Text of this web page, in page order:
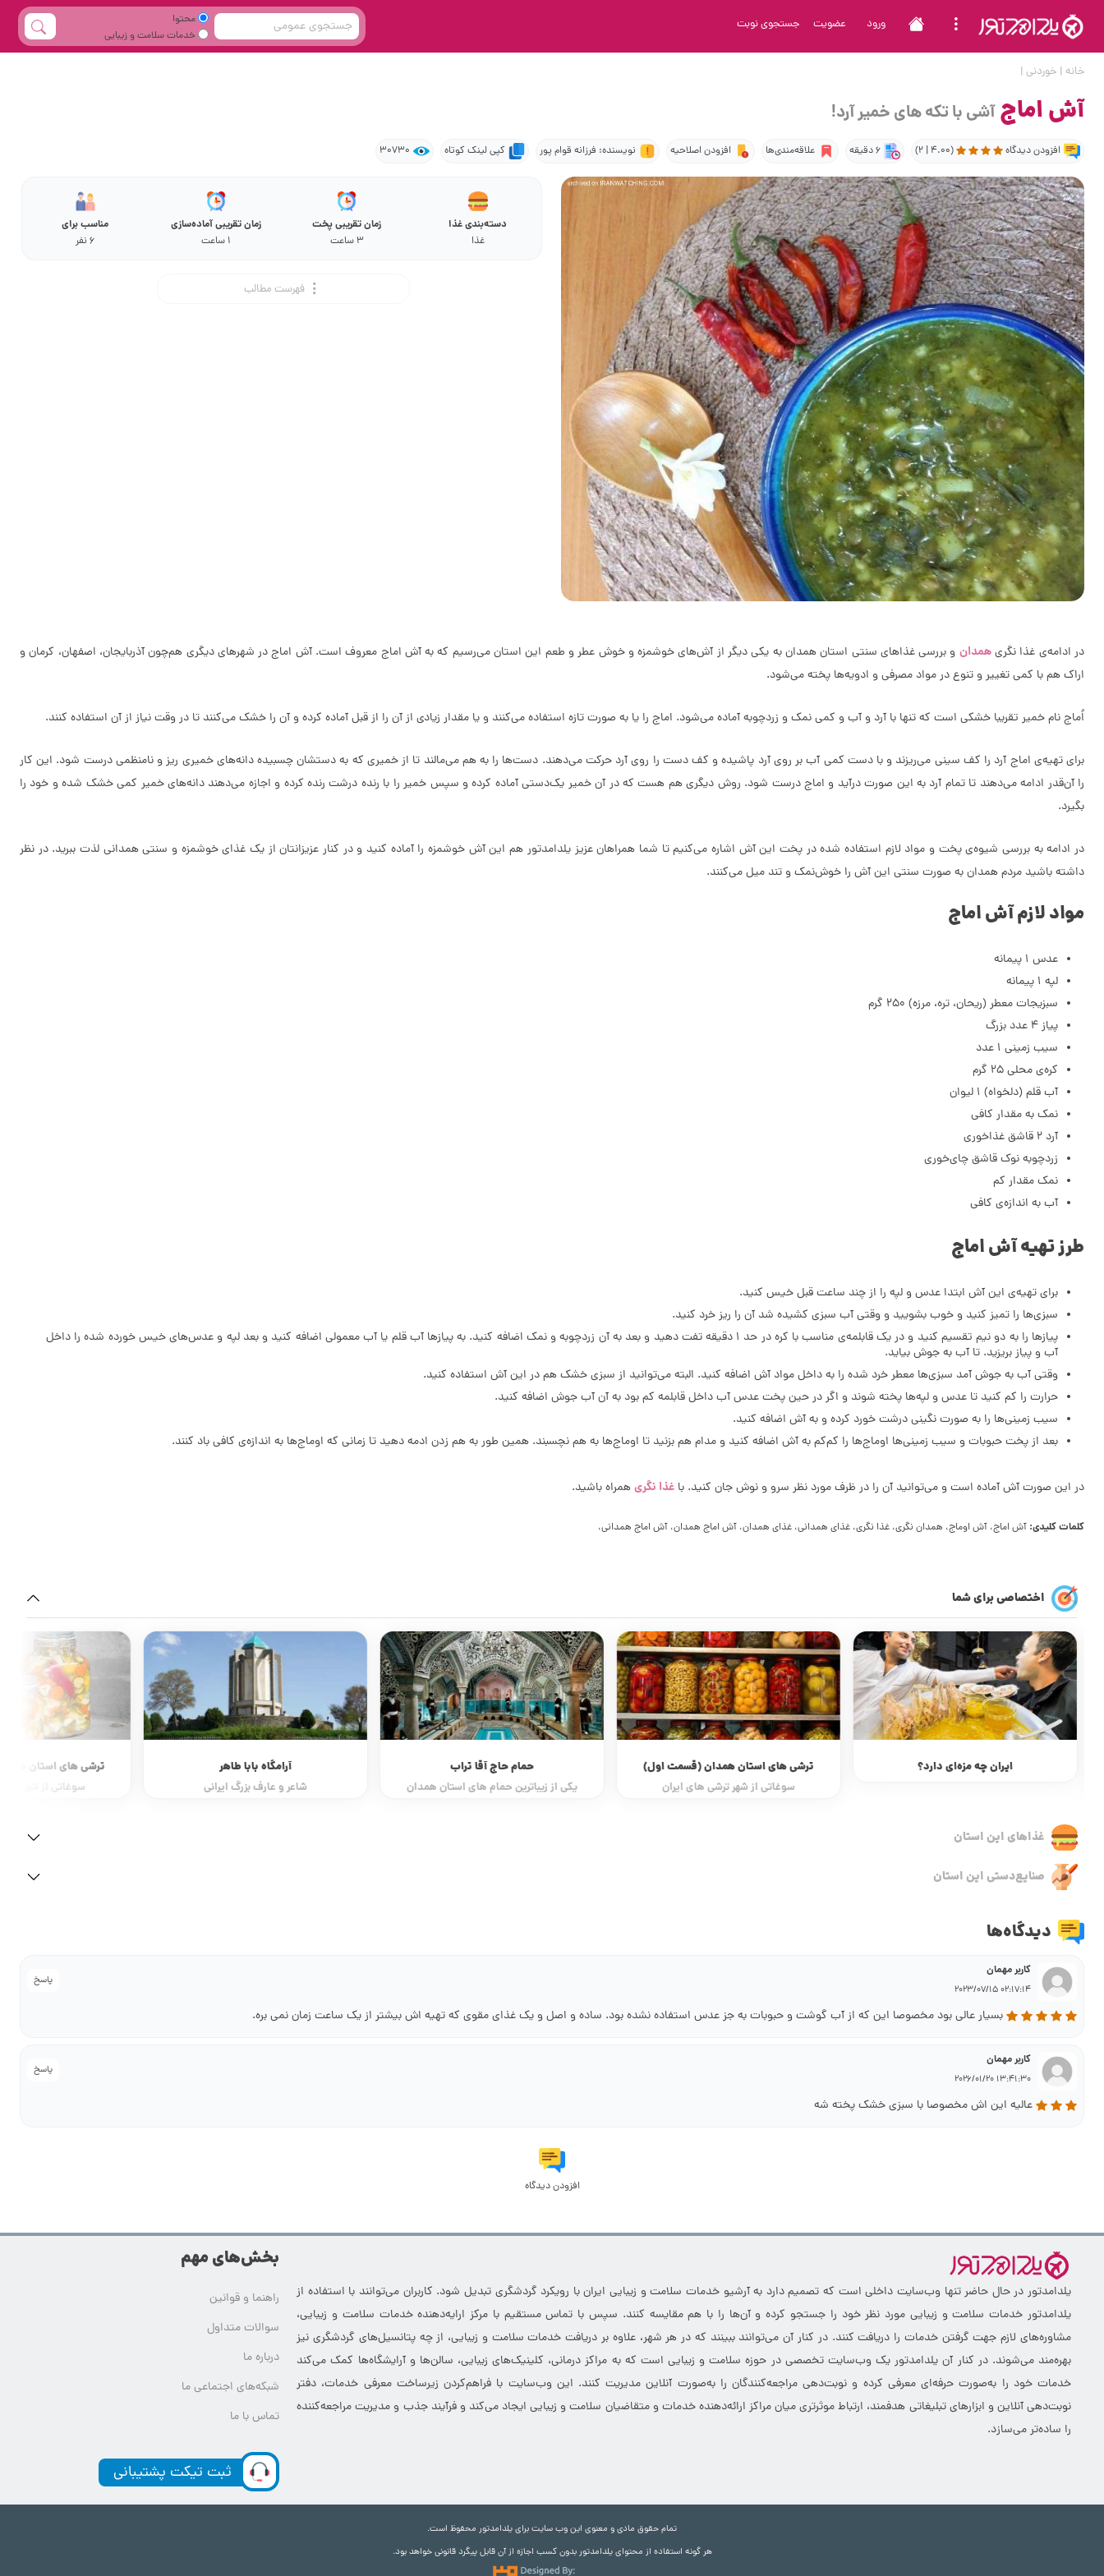
ورود عضویت جستجوی نوبت
محتوا
خدمات سلامت و زیبایی
خانه | خوردنی |
آش اماجآشی با تکه های خمیر آرد!
افزودن دیدگاه (4.00 | 2) 6 دقیقه علاقه‌مندی‌ها افزودن اصلاحیه نویسنده: فرزانه قوام پور کپی لینک کوتاه 30730
دسته‌بندی غذا
غذا
زمان تقریبی پخت
3 ساعت
زمان تقریبی آماده‌سازی
1 ساعت
مناسب برای
6 نفر
فهرست مطالب
در ادامه‌ی غذا نگریهمدان و بررسی غذاهای سنتی استان همدان به یکی دیگر از آش­‌های خوشمزه و خوش عطر و طعم این استان می­‌رسیم که به آش اماج معروف است. آش اماج در شهرهای دیگری هم‌چون آذربایجان، اصفهان، کرمان و
اراک هم با کمی تغییر و تنوع در مواد مصرفی و ادویه‌ها پخته می­‌شود.
اُماج نام خمیر تقریبا خشکی است که تنها با آرد و آب و کمی نمک و زردچوبه آماده می­‌شود. اماج را یا به صورت تازه استفاده می­‌کنند و یا مقدار زیادی از آن را از قبل آماده کرده و آن را خشک می­‌کنند تا در وقت نیاز از آن استفاده کنند.
برای تهیه‌ی اماج آرد را کف سینی می‌­ریزند و با دست ‌کمی آب بر روی آرد پاشیده و کف دست را روی آرد حرکت می­‌دهند. دست‌ها را به هم می­‌مالند تا از خمیری که به دست­شان چسبیده دانه‌های خمیری ریز و نامنظمی درست شود. این کار
را آن‌قدر ادامه می­‌دهند تا تمام آرد به این صورت درآید و اماج درست شود. روش دیگری هم هست که در آن خمیر یک‌دستی آماده کرده و سپس خمیر را با رنده درشت رنده کرده و اجازه می­‌دهند دانه­‌های خمیر کمی خشک شده و خود را
بگیرد.
در ادامه به بررسی شیوه‌ی پخت و مواد لازم استفاده شده در پخت این آش اشاره می­‌کنیم تا شما همراهان عزیز یلدامدتور هم این آش خوشمزه را آماده کنید و در کنار عزیزانتان از یک غذای خوشمزه و سنتی همدانی لذت ببرید. در نظر
داشته باشید مردم همدان به صورت سنتی این آش را خوش‌نمک و تند میل می‌کنند.
مواد لازم آش اماج
عدس 1 پیمانه
لپه 1 پیمانه
سبزیجات معطر (ریحان، تره، مرزه) 250 گرم
پیاز 4 عدد بزرگ
سیب زمینی 1 عدد
کره‌ی محلی 25 گرم
آب قلم (دلخواه) 1 لیوان
نمک به مقدار کافی
آرد 2 قاشق غذاخوری
زردچوبه نوک قاشق چای‌خوری
نمک مقدار کم
آب به اندازه‌ی کافی
طرز تهیه آش اماج
برای تهیه‌ی این آش ابتدا عدس و لپه را از چند ساعت قبل خیس کنید.
سبزی‌ها را تمیز کنید و خوب بشویید و وقتی آب سبزی کشیده شد آن را ریز خرد کنید.
پیازها را به دو نیم تقسیم کنید و در یک قابلمه‌ی مناسب با کره در حد 1 دقیقه تفت دهید و بعد به آن زردچوبه و نمک اضافه کنید. به پیازها آب قلم یا آب معمولی اضافه کنید و بعد لپه و عدس‌های خیس خورده شده را داخل
آب و پیاز بریزید. تا آب به جوش بیاید.
وقتی آب به جوش آمد سبزی‌ها معطر خرد شده را به داخل مواد آش اضافه کنید. البته می­‌توانید از سبزی خشک هم در این آش استفاده کنید.
حرارت را کم کنید تا عدس و لپه‌­ها پخته شوند و اگر در حین پخت عدس آب داخل قابلمه کم بود به آن آب جوش اضافه کنید.
سیب زمینی­‌ها را به صورت نگینی درشت خورد کرده و به آش اضافه کنید.
بعد از پخت حبوبات و سیب زمینی‌ها اوماج‌ها را کم‌کم به آش اضافه کنید و مدام هم بزنید تا اوماج‌ها به هم نچسبند. همین طور به هم زدن ادمه دهید تا زمانی که اوماج‌ها به اندازه‌ی کافی باد کنند.
در این صورت آش آماده است و می­‌توانید آن را در ظرف مورد نظر سرو و نوش جان کنید. با غذا نگریهمراه باشید.
کلمات کلیدی: آش اماج، آش اوماج، همدان نگری، غذا نگری، غذای همدانی، غذای همدان، آش اماج همدان، آش اماج همدانی،
اختصاصی برای شما
ایران چه مزه‌ای دارد؟
ترشی های استان همدان (قسمت اول)
سوغاتی از شهر ترشی های ایران
حمام حاج آقا تراب
یکی از زیباترین حمام های استان همدان
آرامگاه بابا طاهر
شاعر و عارف بزرگ ایرانی
ترشی های استان
سوغاتی از شهر
غذاهای این استان
صنایع‌دستی این استان
دیدگاه‌ها
پاسخ
کاربر مهمان
02:17:14 2023/07/15
بسیار عالی بود مخصوصا این که از آب گوشت و حبوبات به جز عدس استفاده نشده بود. ساده و اصل و یک غذای مقوی که تهیه اش بیشتر از یک ساعت زمان نمی بره.
پاسخ
کاربر مهمان
13:41:30 2026/01/20
عالیه این اش مخصوصا با سبزی خشک پخته شه
افزودن دیدگاه
یلدامدتور در حال حاضر تنها وب‌سایت داخلی است که تصمیم دارد به آرشیو خدمات سلامت و زیبایی ایران با رویکرد گردشگری تبدیل شود. کاربران می‌توانند با استفاده از
یلدامدتور خدمات سلامت و زیبایی مورد نظر خود را جستجو کرده و آن‌ها را با هم مقایسه کنند. سپس با تماس مستقیم با مرکز ارایه‌دهنده خدمات سلامت و زیبایی،
مشاوره‌های لازم جهت گرفتن خدمات را دریافت کنند. در کنار آن می‌توانند ببینند که در هر شهر، علاوه بر دریافت خدمات سلامت و زیبایی، از چه پتانسیل‌های گردشگری نیز
بهره‌مند می‌شوند. در کنار آن یلدامدتور یک وب‌سایت تخصصی در حوزه سلامت و زیبایی است که به مراکز درمانی، کلینیک‌های زیبایی، سالن‌ها و آرایشگاه‌ها کمک می‌کند
خدمات خود را به‌صورت حرفه‌ای معرفی کرده و نوبت‌دهی مراجعه‌کنندگان را به‌صورت آنلاین مدیریت کنند. این وب‌سایت با فراهم‌کردن زیرساخت معرفی خدمات، دفتر
نوبت‌دهی آنلاین و ابزارهای تبلیغاتی هدفمند، ارتباط موثرتری میان مراکز ارائه‌دهنده خدمات و متقاضیان سلامت و زیبایی ایجاد می‌کند و فرآیند جذب و مدیریت مراجعه‌کننده
را ساده‌تر می‌سازد.
بخش‌های مهم
راهنما و قوانین
سوالات متداول
درباره ما
شبکه‌های اجتماعی ما
تماس با ما
ثبت تیکت پشتیبانی
تمام حقوق مادی و معنوی این وب سایت برای یلدامدتور محفوظ است.
هر گونه استفاده از محتوای یلدامدتور بدون کسب اجازه از آن قابل پیگرد قانونی خواهد بود.